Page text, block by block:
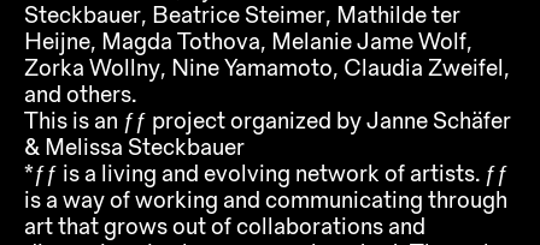
Steckbauer, Beatrice Steimer, Mathilde ter
Heijne, Magda Tothova, Melanie Jame Wolf,
Zorka Wollny, Nine Yamamoto, Claudia Zweifel,
and others.
This is an ƒƒ project organized by Janne Schäfer
& Melissa Steckbauer
*ƒƒ is a living and evolving network of artists. ƒƒ
is a way of working and communicating through
art that grows out of collaborations and